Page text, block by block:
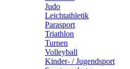
Judo
Leichtathletik
Parasport
Triathlon
Turnen
Volleyball
Kinder- / Jugendsport